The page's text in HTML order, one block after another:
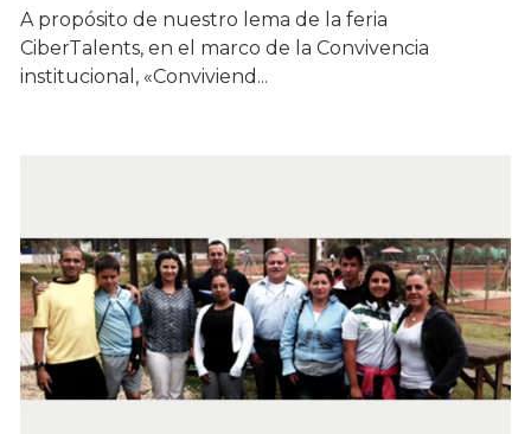
A propósito de nuestro lema de la feria
CiberTalents, en el marco de la Convivencia
institucional, «Conviviend...